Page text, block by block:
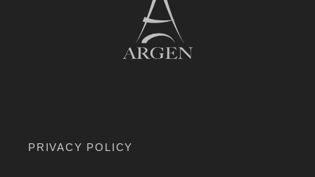
PRIVACY POLICY